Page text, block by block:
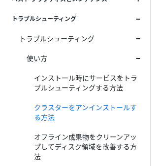
トラブルシューティング
トラブルシューティング
使い方
インストール時にサービスをトラ
ブルシューティングする方法
クラスターをアンインストールす
る方法
オフライン成果物をクリーンアッ
プしてディスク領域を改善する方
法